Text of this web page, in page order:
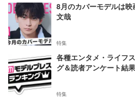
8月のカバーモデルは
文哉
特集
各種エンタメ・ライフ
グ＆読者アンケート結
特集